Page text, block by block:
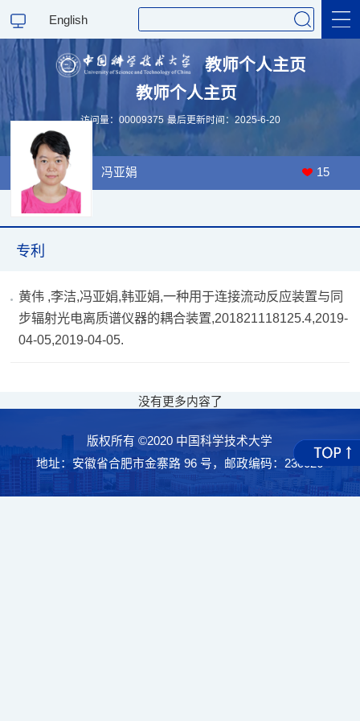
English
教师个人主页
教师个人主页
访问量： 00009375 最后更新时间： 2025-6-20
冯亚娟 15
专利
黄伟 ,李洁,冯亚娟,韩亚娟,一种用于连接流动反应装置与同
步辐射光电离质谱仪器的耦合装置,201821118125.4,2019-
04-05,2019-04-05.
没有更多内容了
版权所有 ©2020 中国科学技术大学
地址：安徽省合肥市金寨路 96 号，邮政编码：230026